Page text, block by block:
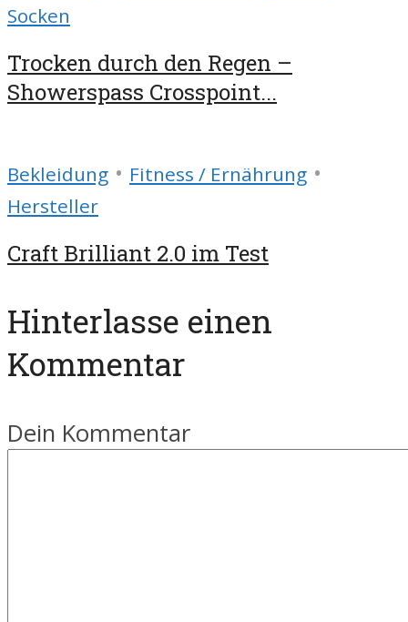
Socken
Trocken durch den Regen –
Showerspass Crosspoint...
Bekleidung • Fitness / Ernährung •
Hersteller
Craft Brilliant 2.0 im Test
Hinterlasse einen
Kommentar
Dein Kommentar